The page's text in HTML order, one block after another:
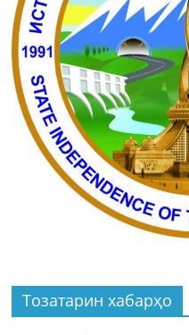
Тозатарин хабарҳо